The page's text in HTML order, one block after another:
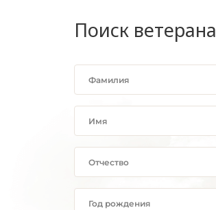
Поиск ветерана